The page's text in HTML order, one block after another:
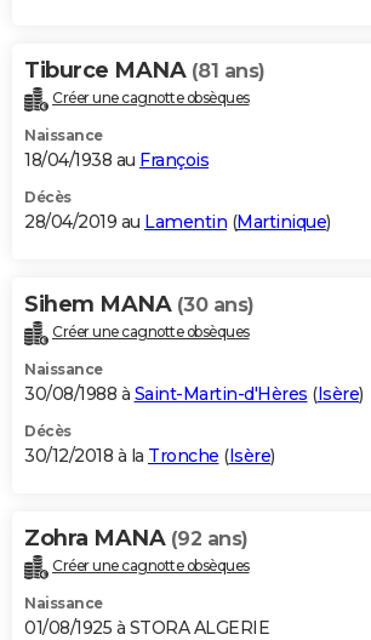
Tiburce MANA (81 ans)
Créer une cagnotte obsèques
Naissance
18/04/1938 au François
Décès
28/04/2019 au Lamentin (Martinique)
Sihem MANA (30 ans)
Créer une cagnotte obsèques
Naissance
30/08/1988 à Saint-Martin-d'Hères (Isère)
Décès
30/12/2018 à la Tronche (Isère)
Zohra MANA (92 ans)
Créer une cagnotte obsèques
Naissance
01/08/1925 à STORA ALGERIE